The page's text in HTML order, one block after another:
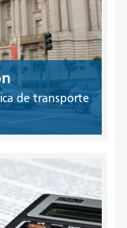
de transporte